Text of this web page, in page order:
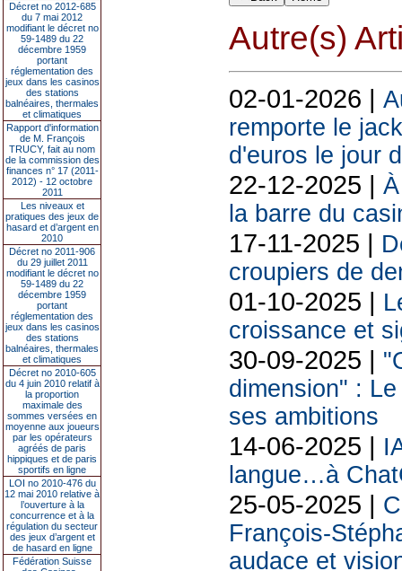
Décret no 2012-685
du 7 mai 2012
modifiant le décret no
59-1489 du 22
décembre 1959
portant
réglementation des
jeux dans les casinos
des stations
balnéaires, thermales
et climatiques
Rapport d'information
de M. François
TRUCY, fait au nom
de la commission des
finances n° 17 (2011-
2012) - 12 octobre
2011
Les niveaux et
pratiques des jeux de
hasard et d’argent en
2010
Décret no 2011-906
du 29 juillet 2011
modifiant le décret no
59-1489 du 22
décembre 1959
portant
réglementation des
jeux dans les casinos
des stations
balnéaires, thermales
et climatiques
Décret no 2010-605
du 4 juin 2010 relatif à
la proportion
maximale des
sommes versées en
moyenne aux joueurs
par les opérateurs
agréés de paris
hippiques et de paris
sportifs en ligne
LOI no 2010-476 du
12 mai 2010 relative à
l’ouverture à la
concurrence et à la
régulation du secteur
des jeux d’argent et
de hasard en ligne
Fédération Suisse
Autre(s)
02-01-2026 |
remporte le
d'euros le jour
22-12-2025 |
la barre du
17-11-2025 |
croupiers de
01-10-2025 |
croissance et
30-09-2025 |
dimension" :
ses ambitions
14-06-2025 |
langue…à
25-05-2025 |
François-
audace et